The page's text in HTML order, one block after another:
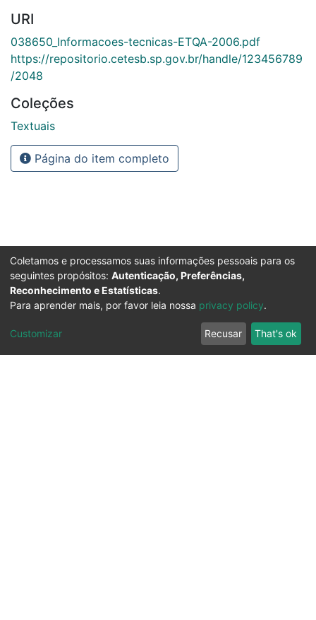
URI
038650_Informacoes-tecnicas-ETQA-2006.pdf
https://repositorio.cetesb.sp.gov.br/handle/123456789
/2048
Coleções
Textuais
Página do item completo
Coletamos e processamos suas informações pessoais para os
seguintes propósitos: Autenticação, Preferências,
Reconhecimento e Estatísticas.
Para aprender mais, por favor leia nossa privacy policy.
Customizar Recusar That's ok